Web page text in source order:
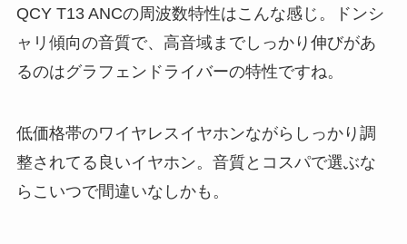
QCY T13 ANCの周波数特性はこんな感じ。ドンシ
ャリ傾向の音質で、高音域までしっかり伸びがあ
るのはグラフェンドライバーの特性ですね。
低価格帯のワイヤレスイヤホンながらしっかり調
整されてる良いイヤホン。音質とコスパで選ぶな
らこいつで間違いなしかも。